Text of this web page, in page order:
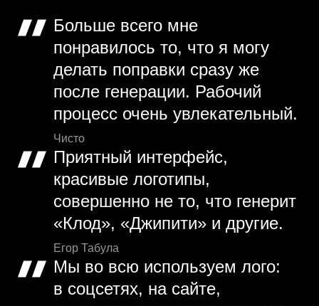
Больше всего мне
понравилось то, что я могу
делать поправки сразу же
после генерации. Рабочий
процесс очень увлекательный.
Чисто
Приятный интерфейс,
красивые логотипы,
совершенно не то, что генерит
«Клод», «Джипити» и другие.
Егор Табула
Мы во всю используем лого:
в соцсетях, на сайте,